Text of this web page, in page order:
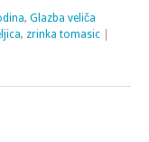
, Glazba veliča
, zrinka tomasic